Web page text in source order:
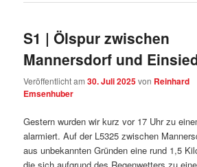
S1 | Ölspur zwischen
Mannersdorf und
Veröffentlicht am30. Juli 2025von Reinhard
Emsenhuber
Gestern wurden wir kurz vor 17 Uhr zu
alarmiert. Auf der L5325 zwischen
aus unbekannten Gründen eine rund 1,5